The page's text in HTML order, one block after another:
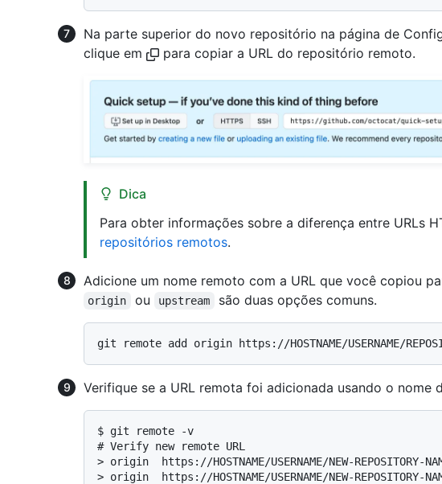
Na parte superior do novo repositório na página de
clique em
para copiar a URL do repositório remoto.
Dica
Para obter informações sobre a diferença entre URLs
repositórios remotos.
Adicione um nome remoto com a URL que você copiou
origin ou upstream são duas opções comuns.
Verifique se a URL remota foi adicionada usando o nome
$ git remote -v
# Verify new remote URL
> origin  https://HOSTNAME/USERNAME/NEW-
> origin  https://HOSTNAME/USERNAME/NEW-REPOSITORY-